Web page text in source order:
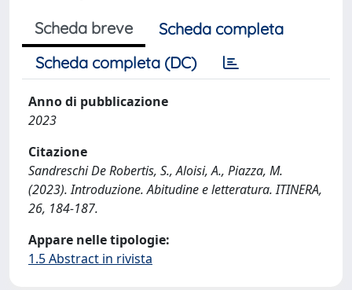
Scheda breve
Scheda completa
Scheda completa (DC)
Anno di pubblicazione
2023
Citazione
Sandreschi De Robertis, S., Aloisi, A., Piazza, M.
(2023). Introduzione. Abitudine e letteratura. ITINERA,
26, 184-187.
Appare nelle tipologie:
1.5 Abstract in rivista